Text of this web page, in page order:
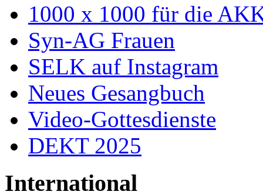
1000 x 1000 für die
Syn-AG Frauen
SELK auf Instagram
Neues Gesangbuch
Video-Gottesdienste
DEKT 2025
International